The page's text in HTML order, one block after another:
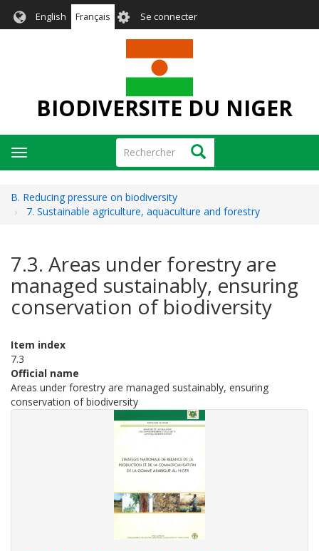
English Français User
account
menu
Se connecter
BIODIVERSITE DU NIGER
Rechercher Rechercher
Toggle
navigation
B. Reducing pressure on biodiversity
7. Sustainable agriculture, aquaculture and forestry
7.3. Areas under forestry are
managed sustainably, ensuring
conservation of biodiversity
Item index
7.3
Official name
Areas under forestry are managed sustainably, ensuring
conservation of biodiversity